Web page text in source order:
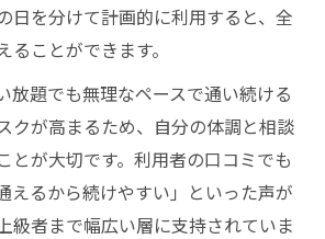
日を分けて計画的に利用すると、全
ことができます。
放題でも無理なペースで通い続ける
クが高まるため、自分の体調と相談
とが大切です。利用者の口コミでも
えるから続けやすい」といった声が
級者まで幅広い層に支持されていま